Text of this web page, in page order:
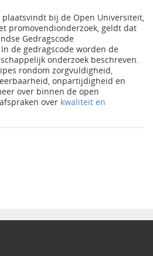
bij de Open Universiteit,
promovendionderzoek, geldt dat
Gedragscode
de gedragscode worden de
onderzoek beschreven.
rondom zorgvuldigheid,
onpartijdigheid en
over binnen de open
over kwaliteit en